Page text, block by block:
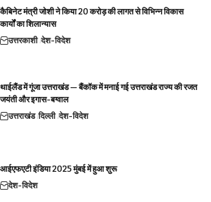
कैबिनेट मंत्री जोशी ने किया 20 करोड़ की लागत से विभिन्न विकास
कार्यों का शिलान्यास
उत्तरकाशी देश-विदेश
थाईलैंड में गूंजा उत्तराखंड — बैंकॉक में मनाई गई उत्तराखंड राज्य की रजत
जयंती और इगास-बग्वाल
उत्तराखंड दिल्ली देश-विदेश
आईएफएटी इंडिया 2025 मुंबई में हुआ शुरू
देश-विदेश